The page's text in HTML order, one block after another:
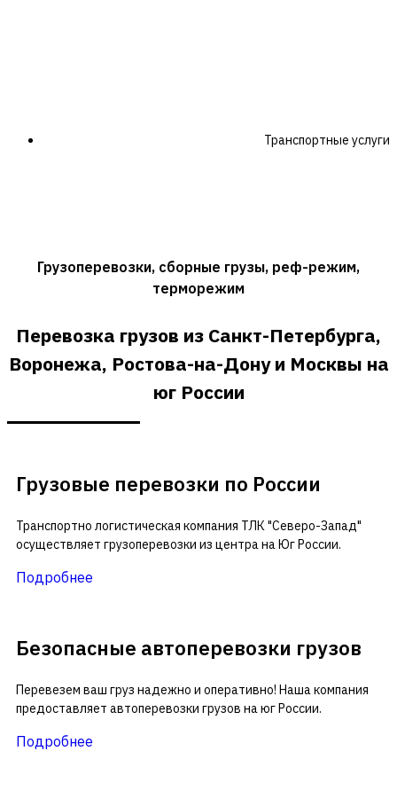
Транспортные услуги
Грузоперевозки, сборные грузы, реф-режим,
терморежим
Перевозка грузов из Санкт-Петербурга,
Воронежа, Ростова-на-Дону и Москвы на
юг России
Грузовые перевозки по России
Транспортно логистическая компания ТЛК "Северо-Запад"
осуществляет грузоперевозки из центра на Юг России.
Подробнее
Безопасные автоперевозки грузов
Перевезем ваш груз надежно и оперативно! Наша компания
предоставляет автоперевозки грузов на юг России.
Подробнее